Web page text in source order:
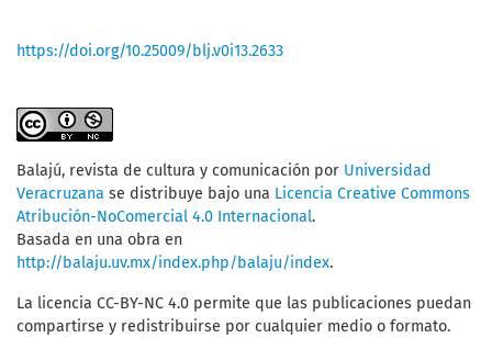
https://doi.org/10.25009/blj.v0i13.2633
Balajú, revista de cultura y comunicación por Universidad
Veracruzana se distribuye bajo una Licencia Creative Commons
Atribución-NoComercial 4.0 Internacional.
Basada en una obra en
http://balaju.uv.mx/index.php/balaju/index.
La licencia CC-BY-NC 4.0 permite que las publicaciones puedan
compartirse y redistribuirse por cualquier medio o formato.